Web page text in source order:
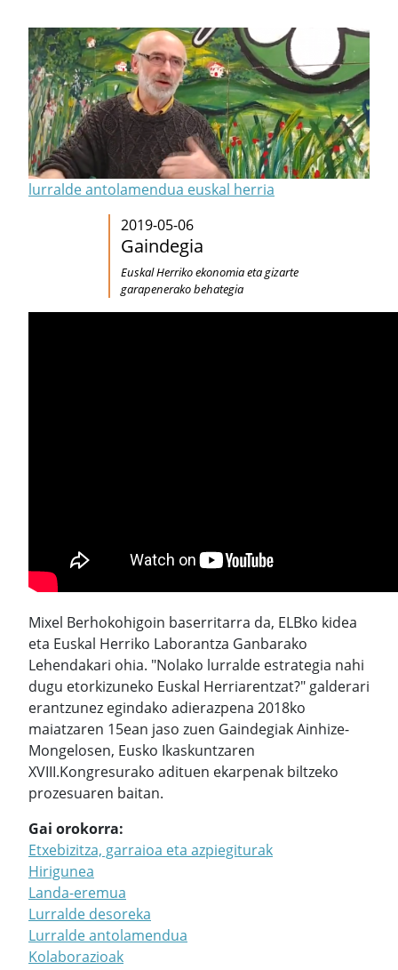
lurralde antolamendua euskal herria
2019-05-06
Gaindegia
Euskal Herriko ekonomia eta gizarte
garapenerako behategia
Mixel Berhokohigoin baserritarra da, ELBko kidea
eta Euskal Herriko Laborantza Ganbarako
Lehendakari ohia. "Nolako lurralde estrategia nahi
dugu etorkizuneko Euskal Herriarentzat?" galderari
erantzunez egindako adierazpena 2018ko
maiatzaren 15ean jaso zuen Gaindegiak Ainhize-
Mongelosen, Eusko Ikaskuntzaren
XVIII.Kongresurako adituen ekarpenak biltzeko
prozesuaren baitan.
Gai orokorra
Etxebizitza, garraioa eta azpiegiturak
Hirigunea
Landa-eremua
Lurralde desoreka
Lurralde antolamendua
Kolaborazioak